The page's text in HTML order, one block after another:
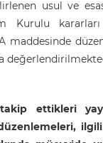
usul ve
Kurulu
maddesinde
ettikleri